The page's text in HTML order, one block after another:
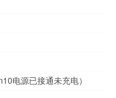
电源已接通未充电）